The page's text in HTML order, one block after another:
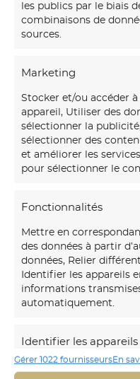
les publics par le biais
combinaisons de
sources.
Marketing
Stocker et/ou accéder
appareil, Utiliser des
sélectionner la
sélectionner des
et améliorer les
pour sélectionner le
Fonctionnalités
Mettre en
des données à partir
données, Relier
Identifier les appareils
informations
automatiquement.
Identifier les
demandées
Gérer 1022 fournisseursEn
OLYMPUS